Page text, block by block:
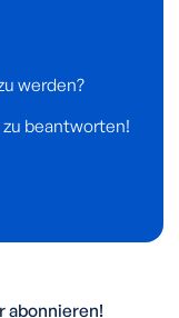
werden?
zu beantworten!
abonnieren!